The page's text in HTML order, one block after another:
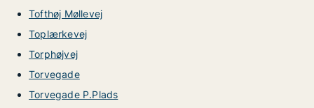
Tofthøj Møllevej
Toplærkevej
Torphøjvej
Torvegade
Torvegade P.Plads